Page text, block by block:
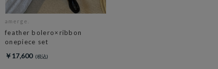
amerge.
feather bolero×ribbon
onepiece set
￥17,600